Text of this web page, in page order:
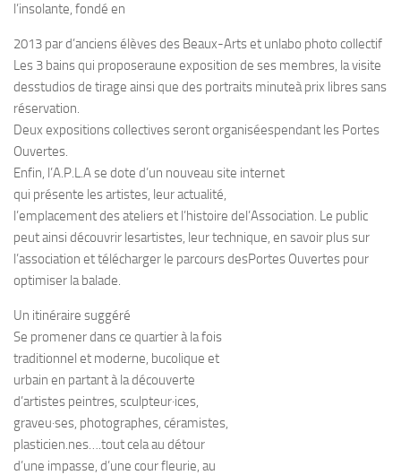
l’insolante, fondé en
2013 par d’anciens élèves des Beaux-Arts et unlabo photo collectif
Les 3 bains qui proposeraune exposition de ses membres, la visite
desstudios de tirage ainsi que des portraits minuteà prix libres sans
réservation.
Deux expositions collectives seront organiséespendant les Portes
Ouvertes.
Enfin, l’A.P.L.A se dote d’un nouveau site internet
qui présente les artistes, leur actualité,
l’emplacement des ateliers et l’histoire del’Association. Le public
peut ainsi découvrir lesartistes, leur technique, en savoir plus sur
l’association et télécharger le parcours desPortes Ouvertes pour
optimiser la balade.
Un itinéraire suggéré
Se promener dans ce quartier à la fois
traditionnel et moderne, bucolique et
urbain en partant à la découverte
d’artistes peintres, sculpteur·ices,
graveu·ses, photographes, céramistes,
plasticien.nes….tout cela au détour
d’une impasse, d’une cour fleurie, au